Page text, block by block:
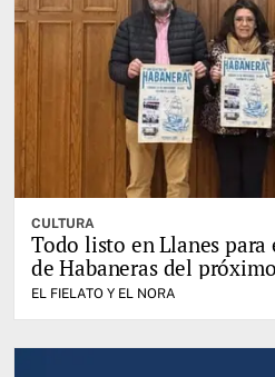
CULTURA
Todo listo en Llanes
de Habaneras del
EL FIELATO Y EL NORA